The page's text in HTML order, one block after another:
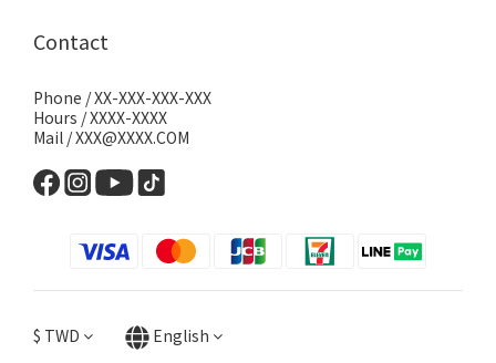
Contact
Phone / XX-XXX-XXX-XXX
Hours / XXXX-XXXX
Mail / XXX@XXXX.COM
$ TWD English